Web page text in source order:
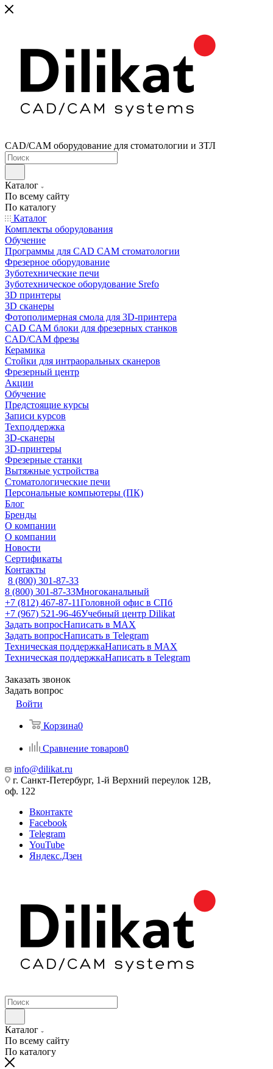
CAD/CAM оборудование для стоматологии и ЗТЛ
Каталог
По всему сайту
По каталогу
Каталог
Комплекты оборудования
Обучение
Программы для CAD CAM стоматологии
Фрезерное оборудование
Зуботехнические печи
Зуботехническое оборудование Srefo
3D принтеры
3D сканеры
Фотополимерная смола для 3D-принтера
CAD CAM блоки для фрезерных станков
CAD/CAM фрезы
Керамика
Стойки для интраоральных сканеров
Фрезерный центр
Акции
Обучение
Предстоящие курсы
Записи курсов
Техподдержка
3D-сканеры
3D-принтеры
Фрезерные станки
Вытяжные устройства
Стоматологические печи
Персональные компьютеры (ПК)
Блог
Бренды
О компании
О компании
Новости
Сертификаты
Контакты
8 (800) 301-87-33
8 (800) 301-87-33Многоканальный
+7 (812) 467-87-11Головной офис в СПб
+7 (967) 521-96-46Учебный центр Dilikat
Задать вопросНаписать в MAX
Задать вопросНаписать в Telegram
Техническая поддержкаНаписать в MAX
Техническая поддержкаНаписать в Telegram
Заказать звонок
Задать вопрос
Войти
Корзина0
Сравнение товаров0
info@dilikat.ru
г. Санкт-Петербург, 1-й Верхний переулок 12В,
оф. 122
Вконтакте
Facebook
Telegram
YouTube
Яндекс.Дзен
Каталог
По всему сайту
По каталогу